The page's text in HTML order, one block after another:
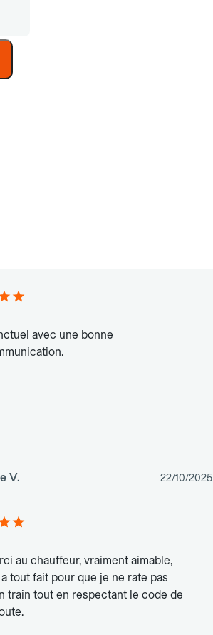
avec une bonne
V. 22/10/2025
au chauffeur, vraiment aimable,
tout fait pour que je ne rate pas
train tout en respectant le code de